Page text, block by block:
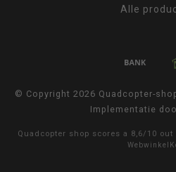
Alle
© Copyright 2026 Quadcopter-
Implementatie
Quadcopter shop scores a 8,6/ 10 out